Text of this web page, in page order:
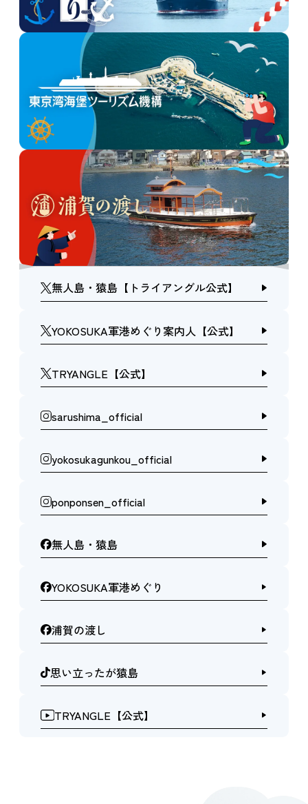
無人島・猿島【トライアングル公式】
YOKOSUKA軍港めぐり案内人【公式】
TRYANGLE【公式】
sarushima_official
yokosukagunkou_official
ponponsen_official
無人島・猿島
YOKOSUKA軍港めぐり
浦賀の渡し
思い立ったが猿島
TRYANGLE【公式】